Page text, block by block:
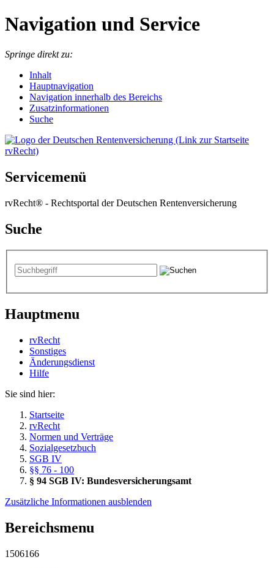
Navigation und Service
Springe direkt zu:
Inhalt
Hauptnavigation
Navigation innerhalb des Bereichs
Zusatzinformationen
Suche
Servicemenü
rvRecht® - Rechtsportal der Deutschen Rentenversicherung
Suche
Hauptmenu
rvRecht
Sonstiges
Änderungsdienst
Hil­fe
Sie sind hier:
Startseite
rvRecht
Normen und Verträge
Sozialgesetzbuch
SGB IV
§§ 76 - 100
§ 94 SGB IV: Bundesversicherungsamt
Zusätzliche Informationen ausblenden
Bereichsmenu
1506166